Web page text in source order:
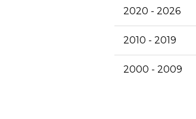
2020 - 2026
2010 - 2019
2000 - 2009